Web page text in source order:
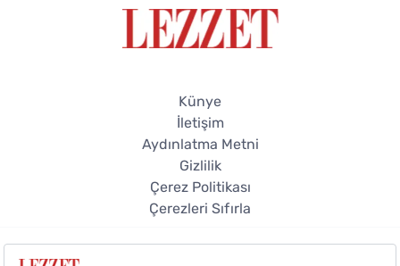
Künye
İletişim
Aydınlatma Metni
Gizlilik
Çerez Politikası
Çerezleri Sıfırla